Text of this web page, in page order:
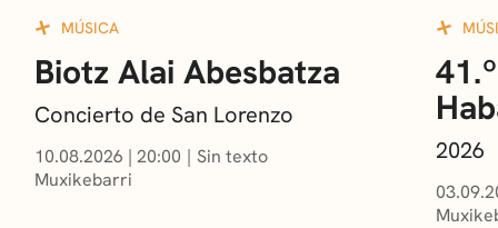
MÚSICA
Biotz Alai Abesbatza
Concierto de San Lorenzo
10.08.2026 | 20:00
Sin texto
Muxikebarri
2026